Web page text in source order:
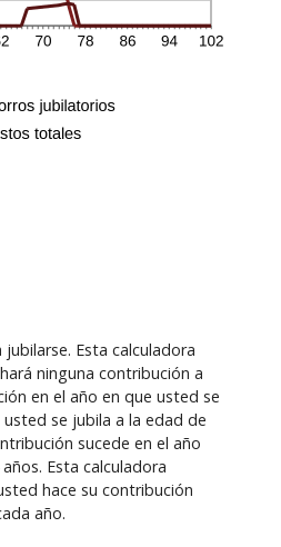
Esta calculadora
ninguna contribución a
en el año en que usted se
se jubila a la edad de
sucede en el año
Esta calculadora
hace su contribución
año.